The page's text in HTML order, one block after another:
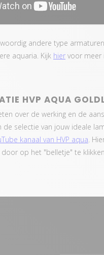
andere type
aquaria. Kijk hier voor meer
HVP AQUA
over de werking en de
de selectie van jouw ideale
kanaal van HVP aqua .
op het "belletje" te